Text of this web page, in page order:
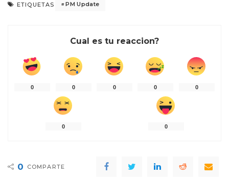
ETIQUETAS PM Update
Cual es tu reaccion?
0 0 0 0 0
0 0
0 COMPARTE